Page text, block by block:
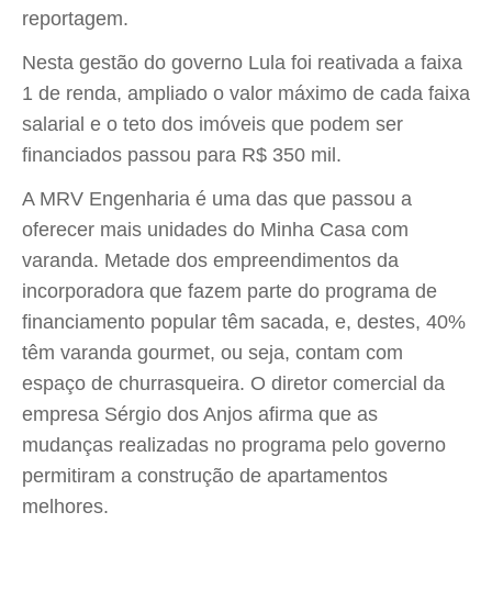
reportagem.
Nesta gestão do governo Lula foi reativada a faixa
1 de renda, ampliado o valor máximo de cada faixa
salarial e o teto dos imóveis que podem ser
financiados passou para R$ 350 mil.
A MRV Engenharia é uma das que passou a
oferecer mais unidades do Minha Casa com
varanda. Metade dos empreendimentos da
incorporadora que fazem parte do programa de
financiamento popular têm sacada, e, destes, 40%
têm varanda gourmet, ou seja, contam com
espaço de churrasqueira. O diretor comercial da
empresa Sérgio dos Anjos afirma que as
mudanças realizadas no programa pelo governo
permitiram a construção de apartamentos
melhores.